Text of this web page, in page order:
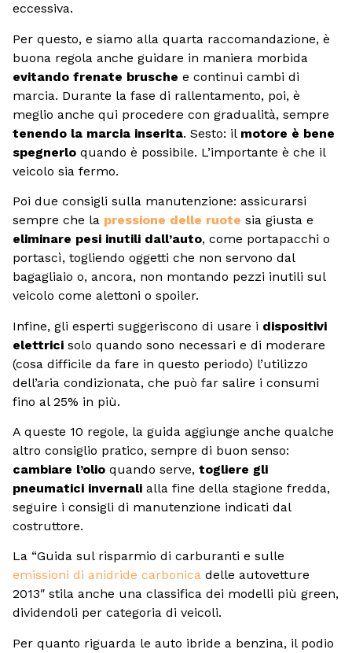
eccessiva.
Per questo, e siamo alla quarta raccomandazione, è
buona regola anche guidare in maniera morbida
evitando frenate brusche e continui cambi di
marcia. Durante la fase di rallentamento, poi, è
meglio anche qui procedere con gradualità, sempre
tenendo la marcia inserita. Sesto: il motore è bene
spegnerlo quando è possibile. L’importante è che il
veicolo sia fermo.
Poi due consigli sulla manutenzione: assicurarsi
sempre che la pressione delle ruote sia giusta e
eliminare pesi inutili dall’auto, come portapacchi o
portascì, togliendo oggetti che non servono dal
bagagliaio o, ancora, non montando pezzi inutili sul
veicolo come alettoni o spoiler.
Infine, gli esperti suggeriscono di usare i dispositivi
elettrici solo quando sono necessari e di moderare
(cosa difficile da fare in questo periodo) l’utilizzo
dell’aria condizionata, che può far salire i consumi
fino al 25% in più.
A queste 10 regole, la guida aggiunge anche qualche
altro consiglio pratico, sempre di buon senso:
cambiare l’olio quando serve, togliere gli
pneumatici invernali alla fine della stagione fredda,
seguire i consigli di manutenzione indicati dal
costruttore.
La “Guida sul risparmio di carburanti e sulle
emissioni di anidride carbonica delle autovetture
2013″ stila anche una classifica dei modelli più green,
dividendoli per categoria di veicoli.
Per quanto riguarda le auto ibride a benzina, il podio